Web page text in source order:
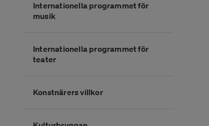
Internationella programmet för
musik
Internationella programmet för
teater
Konstnärers villkor